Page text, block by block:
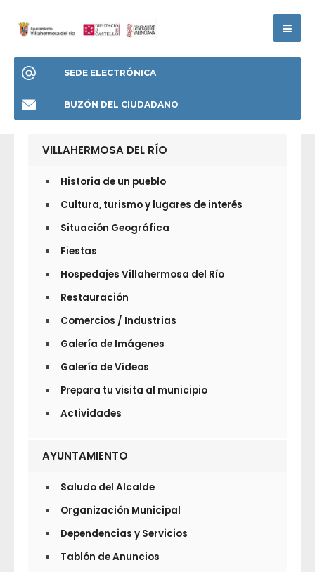
SEDE ELECTRÓNICA
BUZÓN DEL CIUDADANO
VILLAHERMOSA DEL RÍO
Historia de un pueblo
Cultura, turismo y lugares de interés
Situación Geográfica
Fiestas
Hospedajes Villahermosa del Río
Restauración
Comercios / Industrias
Galería de Imágenes
Galería de Vídeos
Prepara tu visita al municipio
Actividades
AYUNTAMIENTO
Saludo del Alcalde
Organización Municipal
Dependencias y Servicios
Tablón de Anuncios